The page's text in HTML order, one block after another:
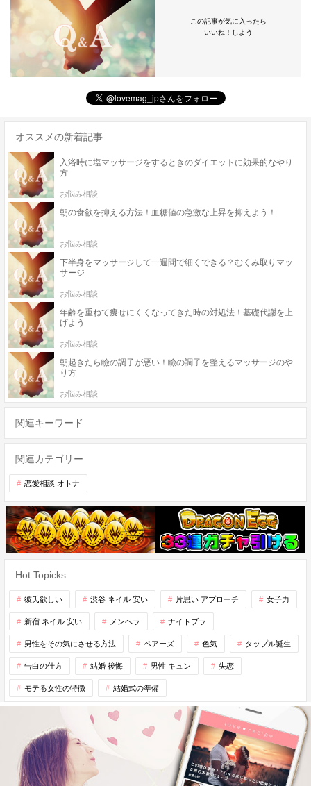
この記事が気に入ったら
いいね！しよう
オススメの新着記事
入浴時に塩マッサージをするときのダイエットに効果的なやり
方
お悩み相談
朝の食欲を抑える方法！血糖値の急激な上昇を抑えよう！
お悩み相談
下半身をマッサージして一週間で細くできる？むくみ取りマッ
サージ
お悩み相談
年齢を重ねて痩せにくくなってきた時の対処法！基礎代謝を上
げよう
お悩み相談
朝起きたら瞼の調子が悪い！瞼の調子を整えるマッサージのや
り方
お悩み相談
関連キーワード
関連カテゴリー
恋愛相談 オトナ
Hot Topicks
彼氏欲しい 渋谷 ネイル 安い 片思い アプローチ 女子力
新宿 ネイル 安い メンヘラ ナイトブラ
男性をその気にさせる方法 ペアーズ 色気 タップル誕生
告白の仕方 結婚 後悔 男性 キュン 失恋
モテる女性の特徴 結婚式の準備